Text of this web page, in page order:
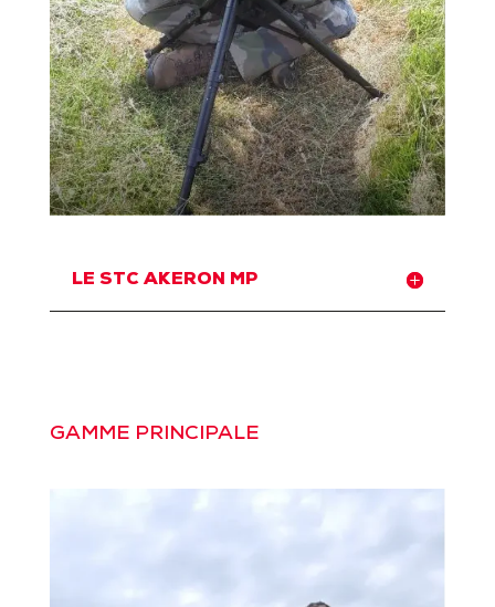
LE STC AKERON MP
GAMME PRINCIPALE